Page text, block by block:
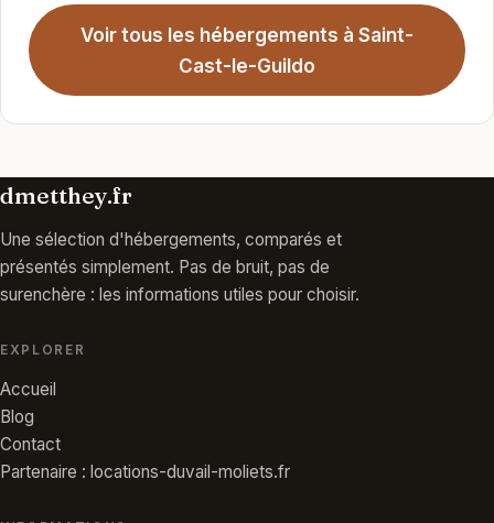
Voir tous les hébergements à Saint-
Cast-le-Guildo
dmetthey.fr
Une sélection d'hébergements, comparés et
présentés simplement. Pas de bruit, pas de
surenchère : les informations utiles pour choisir.
EXPLORER
Accueil
Blog
Contact
Partenaire : locations-duvail-moliets.fr